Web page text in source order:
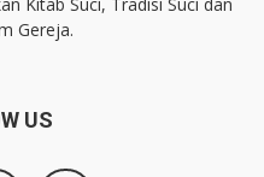
Gereja.
US